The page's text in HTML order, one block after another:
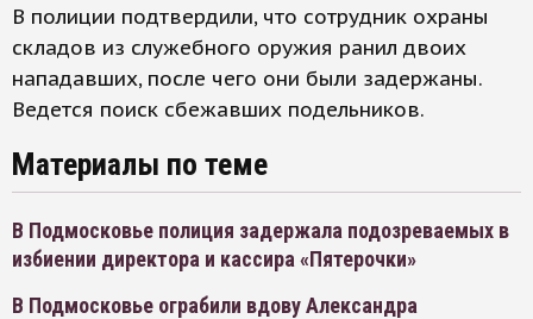
В полиции подтвердили, что сотрудник охраны
складов из служебного оружия ранил двоих
нападавших, после чего они были задержаны.
Ведется поиск сбежавших подельников.
Материалы по теме
В Подмосковье полиция задержала подозреваемых в
избиении директора и кассира «Пятерочки»
В Подмосковье ограбили вдову Александра